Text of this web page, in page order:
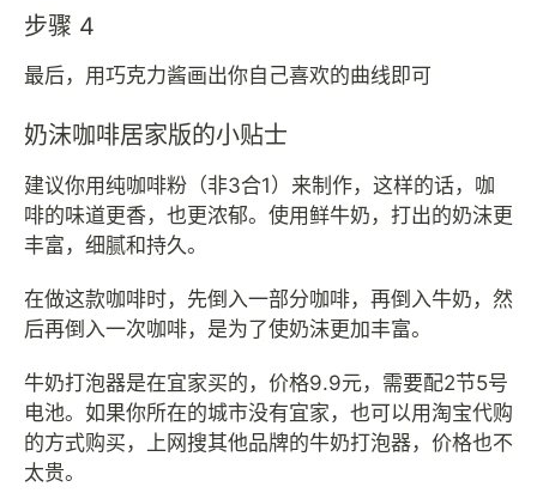
步骤 4
最后，用巧克力酱画出你自己喜欢的曲线即可
奶沫咖啡居家版的小贴士
建议你用纯咖啡粉（非3合1）来制作，这样的话，咖
啡的味道更香，也更浓郁。使用鲜牛奶，打出的奶沫更
丰富，细腻和持久。
在做这款咖啡时，先倒入一部分咖啡，再倒入牛奶，然
后再倒入一次咖啡，是为了使奶沫更加丰富。
牛奶打泡器是在宜家买的，价格9.9元，需要配2节5号
电池。如果你所在的城市没有宜家，也可以用淘宝代购
的方式购买，上网搜其他品牌的牛奶打泡器，价格也不
太贵。